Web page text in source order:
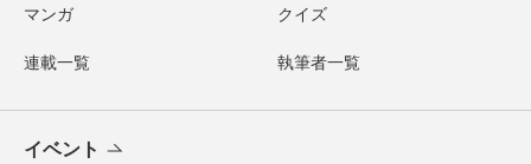
マンガ クイズ
連載一覧 執筆者一覧
イベント